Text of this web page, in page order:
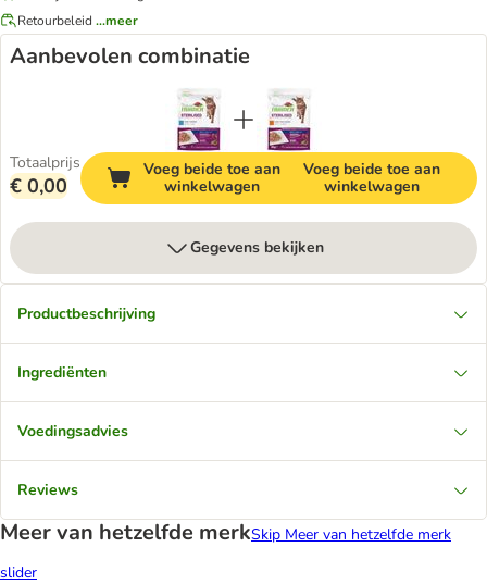
Retourbeleid ...meer
Aanbevolen combinatie
Totaalprijs
€ 0,00
Voeg beide toe aan
winkelwagen
Voeg beide toe aan
winkelwagen
Gegevens bekijken
Productbeschrijving
Ingrediënten
Voedingsadvies
Reviews
Meer van hetzelfde merkSkip Meer van hetzelfde merk
slider